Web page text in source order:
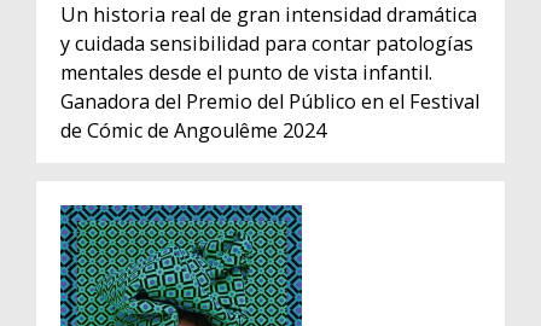
Un historia real de gran intensidad dramática
y cuidada sensibilidad para contar patologías
mentales desde el punto de vista infantil.
Ganadora del Premio del Público en el Festival
de Cómic de Angoulême 2024